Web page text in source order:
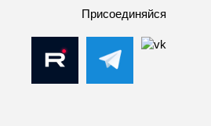
Присоединяйся